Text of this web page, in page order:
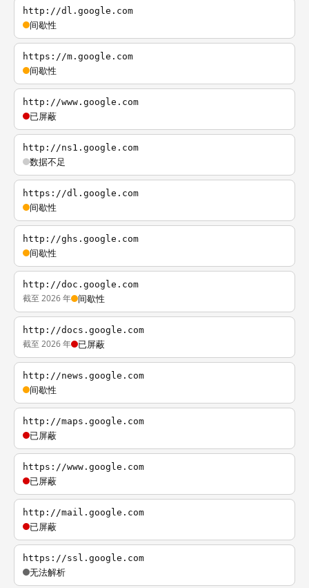
http://dl.google.com
间歇性
https://m.google.com
间歇性
http://www.google.com
已屏蔽
http://ns1.google.com
数据不足
https://dl.google.com
间歇性
http://ghs.google.com
间歇性
http://doc.google.com
截至 2026 年 间歇性
http://docs.google.com
截至 2026 年 已屏蔽
http://news.google.com
间歇性
http://maps.google.com
已屏蔽
https://www.google.com
已屏蔽
http://mail.google.com
已屏蔽
https://ssl.google.com
无法解析